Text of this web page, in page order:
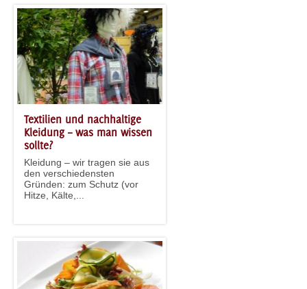
Textilien und nachhaltige
Kleidung – was man wissen
sollte?
Kleidung – wir tragen sie aus
den verschiedensten
Gründen: zum Schutz (vor
Hitze, Kälte,...